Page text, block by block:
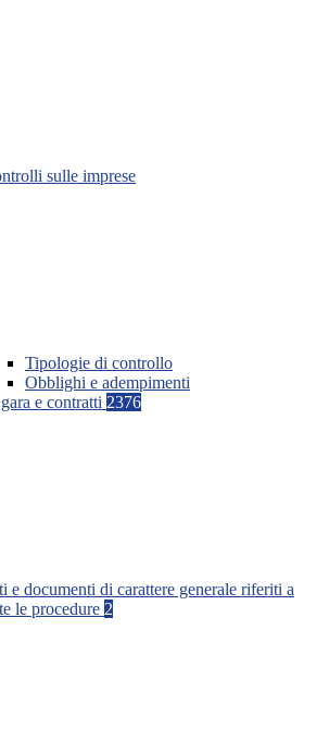
sulle imprese
Tipologie di controllo
Obblighi e adempimenti
e contratti 2376
e documenti di carattere generale riferiti a
le procedure 2